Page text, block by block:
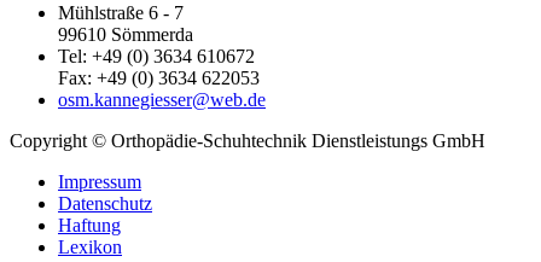
Mühlstraße 6 - 7
99610 Sömmerda
Tel: +49 (0) 3634 610672
Fax: +49 (0) 3634 622053
osm.kannegiesser@web.de
Copyright © Orthopädie-Schuhtechnik Dienstleistungs GmbH
Impressum
Datenschutz
Haftung
Lexikon